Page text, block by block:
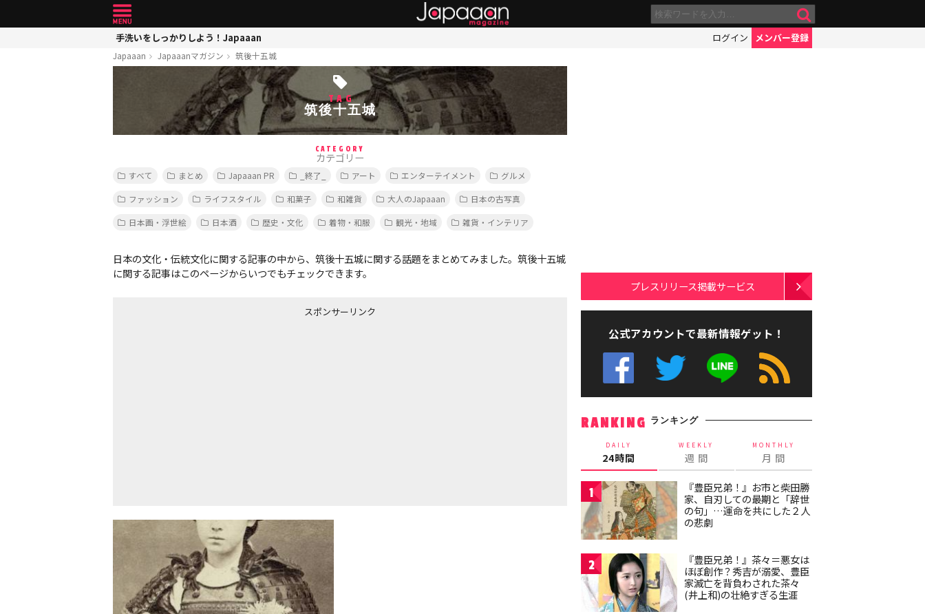
手洗いをしっかりしよう！Japaaan ログイン メンバー登録
Japaaan Japaaanマガジン 筑後十五城
TAG
筑後十五城
CATEGORY
カテゴリー
すべて まとめ Japaaan PR _終了_ アート エンターテイメント
グルメ
ファッション
ライフスタイル 和菓子 和雑貨 大人のJapaaan
日本の古写真
日本画・浮世絵
日本酒 歴史・文化 着物・和服 観光・地域 雑貨・インテリア
日本の文化・伝統文化に関する記事の中から、筑後十五城に関する話題をまとめてみました。筑後十五城
に関する記事はこのページからいつでもチェックできます。
スポンサーリンク
プレスリリース掲載サービス
公式アカウントで最新情報ゲット！
RANKING ランキング
DAILY
24時間
WEEKLY
週 間
MONTHLY
月 間
1
『豊臣兄弟！』お市と柴田勝
家、自刃しての最期と「辞世
の句」…運命を共にした２人
の悲劇
2
『豊臣兄弟！』茶々＝悪女は
ほぼ創作？秀吉が溺愛、豊臣
家滅亡を背負わされた茶々
(井上和)の壮絶すぎる生涯